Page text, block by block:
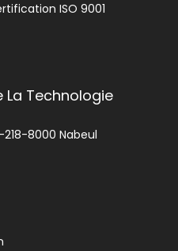
ISO 9001
La Technologie
8000 Nabeul